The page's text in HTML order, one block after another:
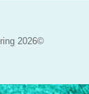
2026©